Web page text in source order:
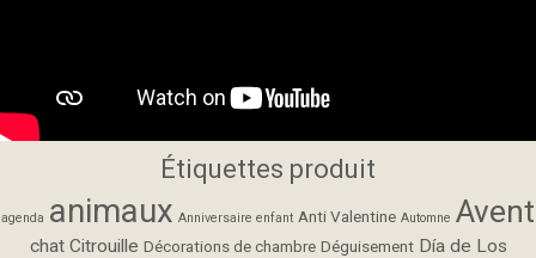
Étiquettes produit
agenda animaux Anniversaire enfant Anti Valentine Automne Avent
chat Citrouille Décorations de chambre Déguisement Día de Los